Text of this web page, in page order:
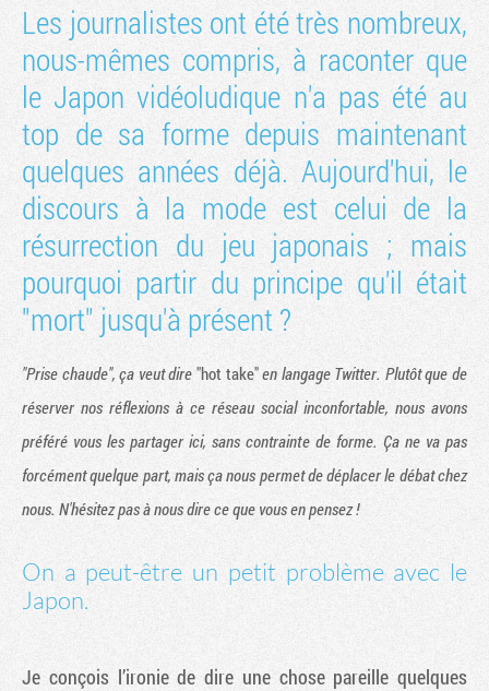
Les journalistes ont été très nombreux,
nous-mêmes compris, à raconter que
le Japon vidéoludique n'a pas été au
top de sa forme depuis maintenant
quelques années déjà. Aujourd'hui, le
discours à la mode est celui de la
résurrection du jeu japonais ; mais
pourquoi partir du principe qu'il était
"mort" jusqu'à présent ?
"Prise chaude", ça veut dire "hot take"en langage Twitter. Plutôt que de
réserver nos réflexions à ce réseau social inconfortable, nous avons
préféré vous les partager ici, sans contrainte de forme. Ça ne va pas
forcément quelque part, mais ça nous permet de déplacer le débat chez
nous. N'hésitez pas à nous dire ce que vous en pensez !
On a peut-être un petit problème avec le
Japon.
Je conçois l’ironie de dire une chose pareille quelques
Tribune